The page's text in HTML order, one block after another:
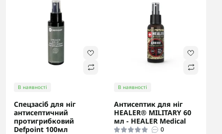
В наявності
Спецзасіб для ніг
антисептичний
протигрибковий
Defpoint 100мл
В наявності
Антисептик для ніг
HEALER® MILITARY 60
мл - HEALER Medical
0